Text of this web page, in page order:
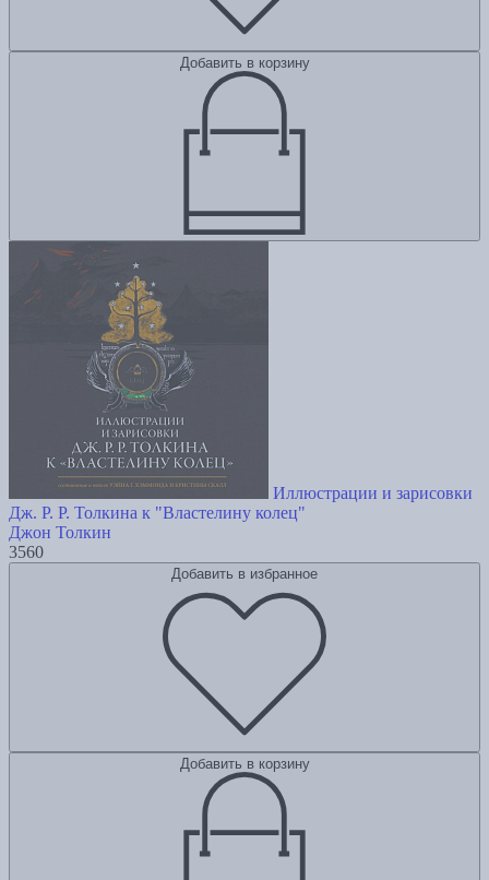
Добавить в корзину
Иллюстрации и зарисовки
Дж. Р. Р. Толкина к "Властелину колец"
Джон Толкин
3560
Добавить в избранное
Добавить в корзину